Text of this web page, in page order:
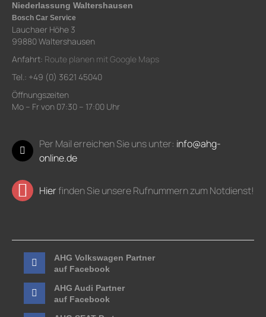
Niederlassung Waltershausen
Bosch Car Service
Lauchaer Höhe 3
99880 Waltershausen
Anfahrt: Route planen mit Google Maps
Tel.: +49 (0) 3621 45040
Öffnungszeiten
Mo – Fr von 07:30 – 17:00 Uhr
Per Mail erreichen Sie uns unter: info@ahg-
online.de
Hierfinden Sie unsere Rufnummern zum Notdienst!
AHG Volkswagen Partner
auf Facebook
AHG Audi Partner
auf Facebook